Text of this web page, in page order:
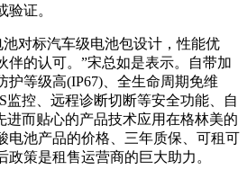
证。
对标汽车级电池包设计，性能优
伴的认可。”宋总如是表示。自带加
护等级高(IP67)、全生命周期免维
监控、远程诊断切断等安全功能、自
进而贴心的产品技术应用在格林美的
电池产品的价格、三年质保、可租可
策是租售运营商的巨大助力。